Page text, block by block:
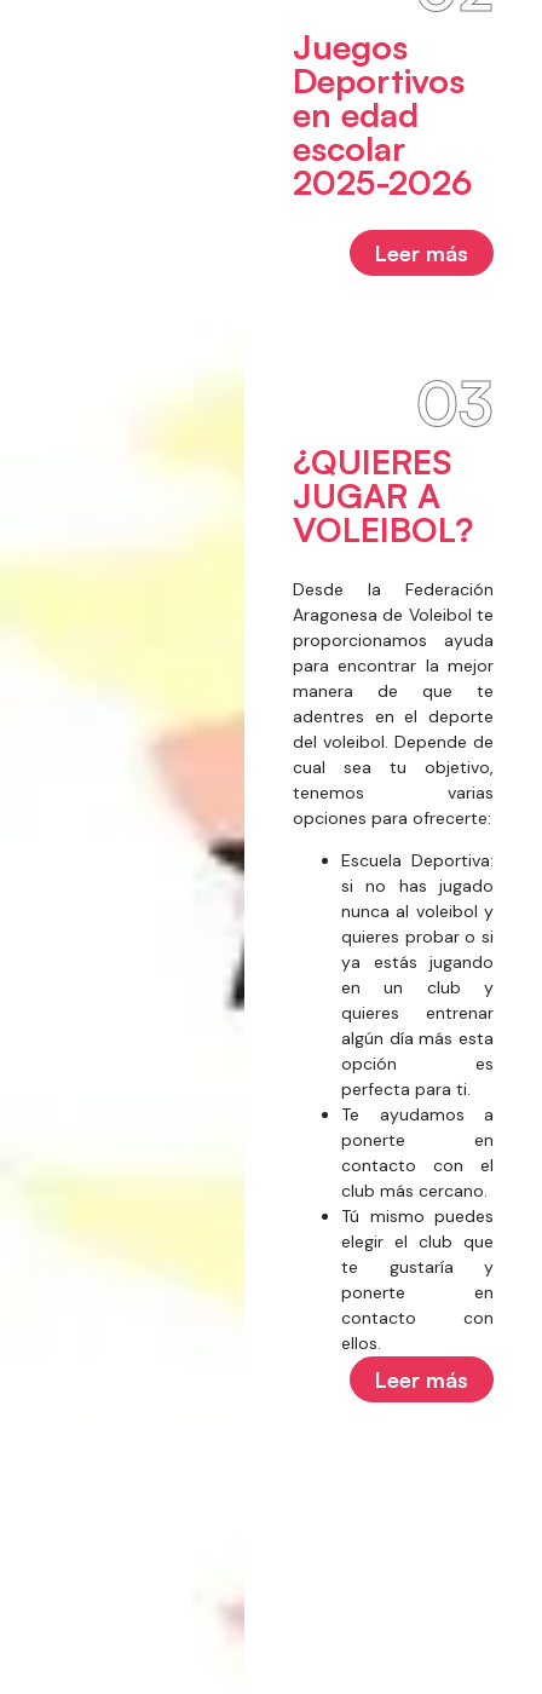
Juegos
Deportivos
en edad
escolar
2025-2026
Leer más
03
¿QUIERES
JUGAR A
VOLEIBOL?
Desde la Federación
Aragonesa de Voleibol te
proporcionamos ayuda
para encontrar la mejor
manera de que te
adentres en el deporte
del voleibol. Depende de
cual sea tu objetivo,
tenemos varias
opciones para ofrecerte:
Escuela Deportiva:
si no has jugado
nunca al voleibol y
quieres probar o si
ya estás jugando
en un club y
quieres entrenar
algún día más esta
opción es
perfecta para ti.
Te ayudamos a
ponerte en
contacto con el
club más cercano.
Tú mismo puedes
elegir el club que
te gustaría y
ponerte en
contacto con
ellos.
Leer más